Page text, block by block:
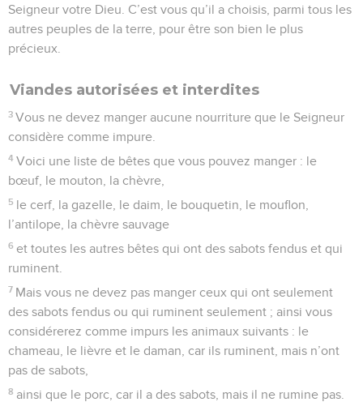
Seigneur votre Dieu. C’est vous qu’il a choisis, parmi tous les
autres peuples de la terre, pour être son bien le plus
précieux.
Viandes autorisées et interdites
3 Vous ne devez manger aucune nourriture que le Seigneur
considère comme impure.
4 Voici une liste de bêtes que vous pouvez manger : le
bœuf, le mouton, la chèvre,
5 le cerf, la gazelle, le daim, le bouquetin, le mouflon,
l’antilope, la chèvre sauvage
6 et toutes les autres bêtes qui ont des sabots fendus et qui
ruminent.
7 Mais vous ne devez pas manger ceux qui ont seulement
des sabots fendus ou qui ruminent seulement ; ainsi vous
considérerez comme impurs les animaux suivants : le
chameau, le lièvre et le daman, car ils ruminent, mais n’ont
pas de sabots,
8 ainsi que le porc, car il a des sabots, mais il ne rumine pas.